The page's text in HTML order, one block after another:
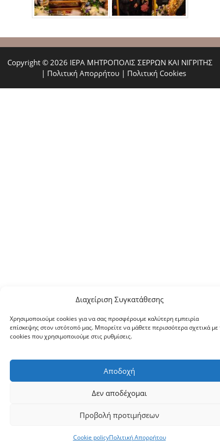
Διαχείριση Συγκατάθεσης
Χρησιμοποιούμε cookies για να σας προσφέρουμε καλύτερη εμπειρία
επίσκεψης στον ιστότοπό μας. Μπορείτε να μάθετε περισσότερα σχετικά με
cookies που χρησιμοποιούμε στις ρυθμίσεις.
Αποδοχή
Δεν αποδέχομαι
Προβολή προτιμήσεων
Cookie policyΠολιτική Απορρήτου
Copyright © 2026 ΙΕΡΑ ΜΗΤΡΟΠΟΛΙΣ ΣΕΡΡΩΝ ΚΑΙ ΝΙΓΡΙΤΗΣ
| Πολιτική Απορρήτου | Πολιτική Cookies